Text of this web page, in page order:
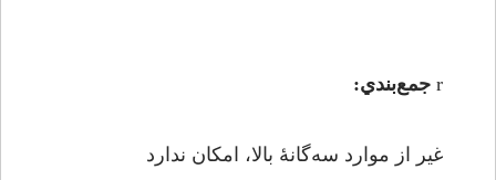
r جمع‌بندي:
غير از موارد سه‌گانۀ بالا، امكان ندارد